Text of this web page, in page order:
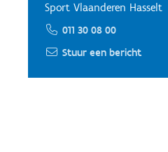
Sport Vlaanderen Hasselt
011 30 08 00
Stuur een bericht